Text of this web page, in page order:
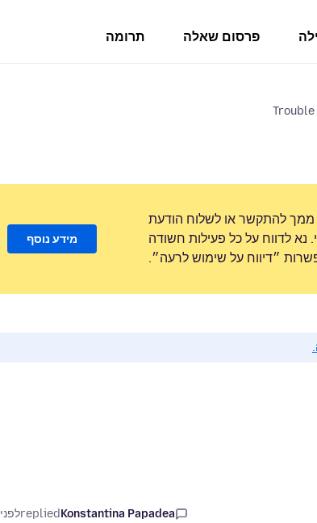
פרסום שאלה תרומה
Trouble
ממך להתקשר או לשלוח הודעת
לדווח על כל פעילות חשודה
״דיווח על שימוש לרעה״.
מידע נוסף
Konstantina Papadea
repliedלפני 7 חודשים